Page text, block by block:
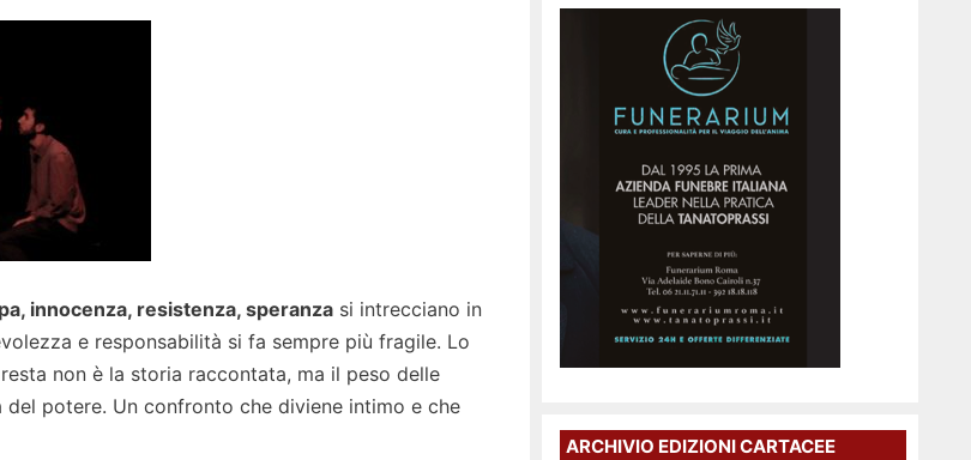
innocenza, resistenza, speranzasi intrecciano in
e responsabilità si fa sempre più fragile. Lo
non è la storia raccontata, ma il peso delle
potere. Un confronto che diviene intimo e che
ARCHIVIO EDIZIONI CARTACEE